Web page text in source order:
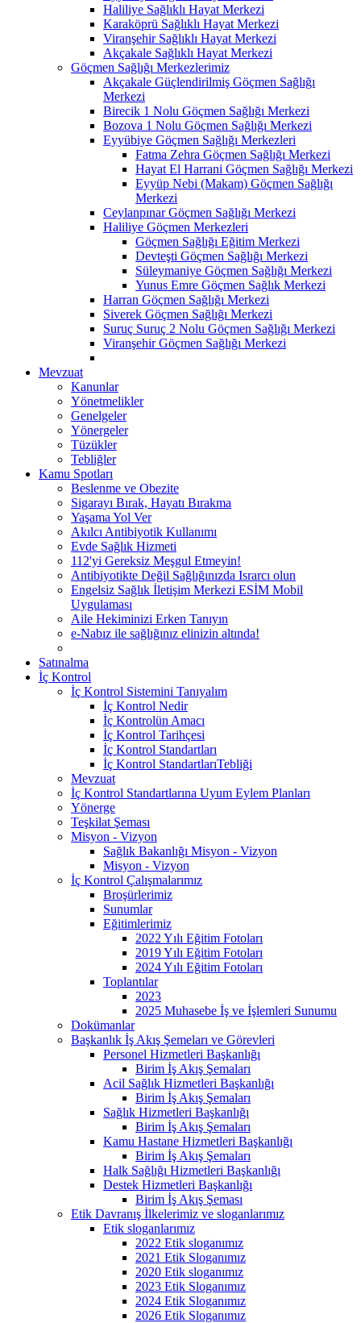
Haliliye Sağlıklı Hayat Merkezi
Karaköprü Sağlıklı Hayat Merkezi
Viranşehir Sağlıklı Hayat Merkezi
Akçakale Sağlıklı Hayat Merkezi
Göçmen Sağlığı Merkezlerimiz
Akçakale Güçlendirilmiş Göçmen Sağlığı
Merkezi
Birecik 1 Nolu Göçmen Sağlığı Merkezi
Bozova 1 Nolu Göçmen Sağlığı Merkezi
Eyyübiye Göçmen Sağlığı Merkezleri
Fatma Zehra Göçmen Sağlığı Merkezi
Hayat El Harrani Göçmen Sağlığı Merkezi
Eyyüp Nebi (Makam) Göçmen Sağlığı
Merkezi
Ceylanpınar Göçmen Sağlığı Merkezi
Haliliye Göçmen Merkezleri
Göçmen Sağlığı Eğitim Merkezi
Devteşti Göçmen Sağlığı Merkezi
Süleymaniye Göçmen Sağlığı Merkezi
Yunus Emre Göçmen Sağlık Merkezi
Harran Göçmen Sağlığı Merkezi
Siverek Göçmen Sağlığı Merkezi
Suruç Suruç 2 Nolu Göçmen Sağlığı Merkezi
Viranşehir Göçmen Sağlığı Merkezi
Mevzuat
Kanunlar
Yönetmelikler
Genelgeler
Yönergeler
Tüzükler
Tebliğler
Kamu Spotları
Beslenme ve Obezite
Sigarayı Bırak, Hayatı Bırakma
Yaşama Yol Ver
Akılcı Antibiyotik Kullanımı
Evde Sağlık Hizmeti
112'yi Gereksiz Meşgul Etmeyin!
Antibiyotikte Değil Sağlığınızda Israrcı olun
Engelsiz Sağlık İletişim Merkezi ESİM Mobil
Uygulaması
Aile Hekiminizi Erken Tanıyın
e-Nabız ile sağlığınız elinizin altında!
Satınalma
İç Kontrol
İç Kontrol Sistemini Tanıyalım
İç Kontrol Nedir
İç Kontrolün Amacı
İç Kontrol Tarihçesi
İç Kontrol Standartları
İç Kontrol StandartlarıTebliği
Mevzuat
İç Kontrol Standartlarına Uyum Eylem Planları
Yönerge
Teşkilat Şeması
Misyon - Vizyon
Sağlık Bakanlığı Misyon - Vizyon
Misyon - Vizyon
İç Kontrol Çalışmalarımız
Broşürlerimiz
Sunumlar
Eğitimlerimiz
2022 Yılı Eğitim Fotoları
2019 Yılı Eğitim Fotoları
2024 Yılı Eğitim Fotoları
Toplantılar
2023
2025 Muhasebe İş ve İşlemleri Sunumu
Dokümanlar
Başkanlık İş Akış Şemeları ve Görevleri
Personel Hizmetleri Başkanlığı
Birim İş Akış Şemaları
Acil Sağlık Hizmetleri Başkanlığı
Birim İş Akış Şemaları
Sağlık Hizmetleri Başkanlığı
Birim İş Akış Şemaları
Kamu Hastane Hizmetleri Başkanlığı
Birim İş Akış Şemaları
Halk Sağlığı Hizmetleri Başkanlığı
Destek Hizmetleri Başkanlığı
Birim İş Akış Şeması
Etik Davranış İlkelerimiz ve sloganlarımız
Etik sloganlarımız
2022 Etik sloganımız
2021 Etik Sloganımız
2020 Etik sloganımız
2023 Etik Sloganımız
2024 Etik Sloganımız
2026 Etik Sloganımız